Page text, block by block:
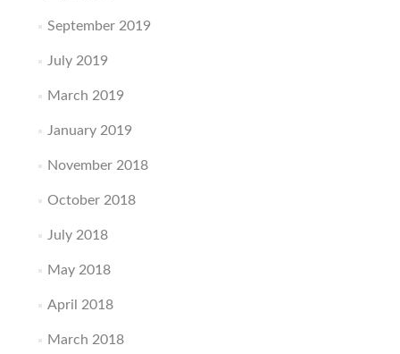
September 2019
July 2019
March 2019
January 2019
November 2018
October 2018
July 2018
May 2018
April 2018
March 2018